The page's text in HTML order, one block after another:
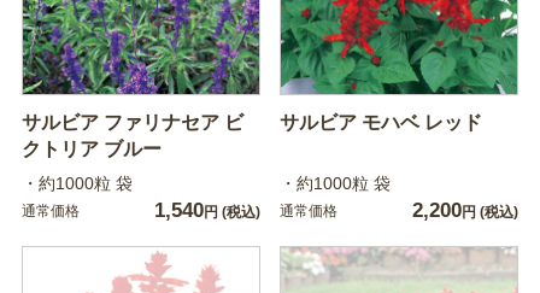
サルビア ファリナセア ビ
クトリア ブルー
・約1000粒 袋
通常価格 1,540円 (税込)
サルビア モハベ レッド
・約1000粒 袋
通常価格 2,200円 (税込)